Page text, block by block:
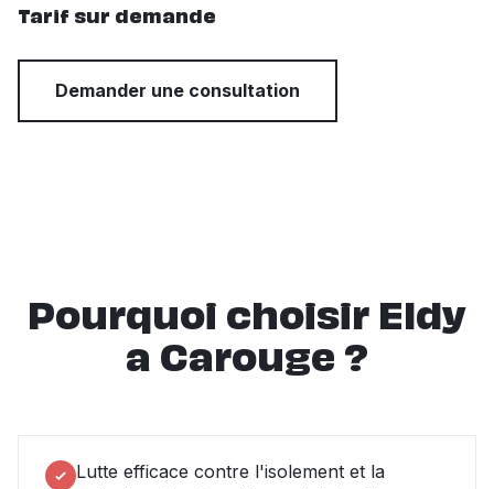
Tarif sur demande
Demander une consultation
Pourquoi choisir Eldy
a Carouge ?
Lutte efficace contre l'isolement et la